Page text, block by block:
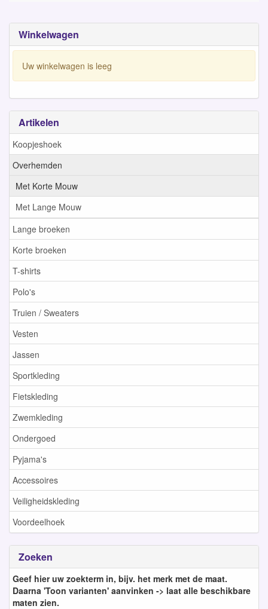
Winkelwagen
Uw winkelwagen is leeg
Artikelen
Koopjeshoek
Overhemden
Met Korte Mouw
Met Lange Mouw
Lange broeken
Korte broeken
T-shirts
Polo's
Truien / Sweaters
Vesten
Jassen
Sportkleding
Fietskleding
Zwemkleding
Ondergoed
Pyjama's
Accessoires
Veiligheidskleding
Voordeelhoek
Zoeken
Geef hier uw zoekterm in, bijv. het merk met de maat.
Daarna 'Toon varianten' aanvinken -> laat alle beschikbare
maten zien.